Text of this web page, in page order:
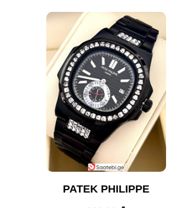
PATEK PHILIPPE